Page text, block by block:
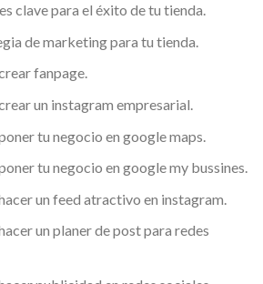
clave para el éxito de tu tienda.
de marketing para tu tienda.
fanpage.
un instagram empresarial.
tu negocio en google maps.
tu negocio en google my bussines.
un feed atractivo en instagram.
un planer de post para redes